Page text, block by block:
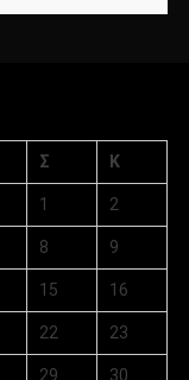
Σ Κ
1 2
8 9
15 16
22 23
29 30